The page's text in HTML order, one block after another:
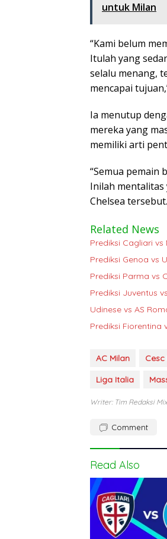
untuk Milan
“Kami belum
Itulah yang
selalu menang,
mencapai
Ia menutup
mereka yang
memiliki arti
“Semua pemain
Inilah mentalitas
Chelsea tersebut.
Related News
Prediksi Cagliari
Prediksi Genoa vs
Prediksi Parma vs
Prediksi Juventus
Udinese vs AS
Prediksi Fiorentina
AC Milan
Liga Italia
Writer: Tim Redaksi
Comment
Read Also